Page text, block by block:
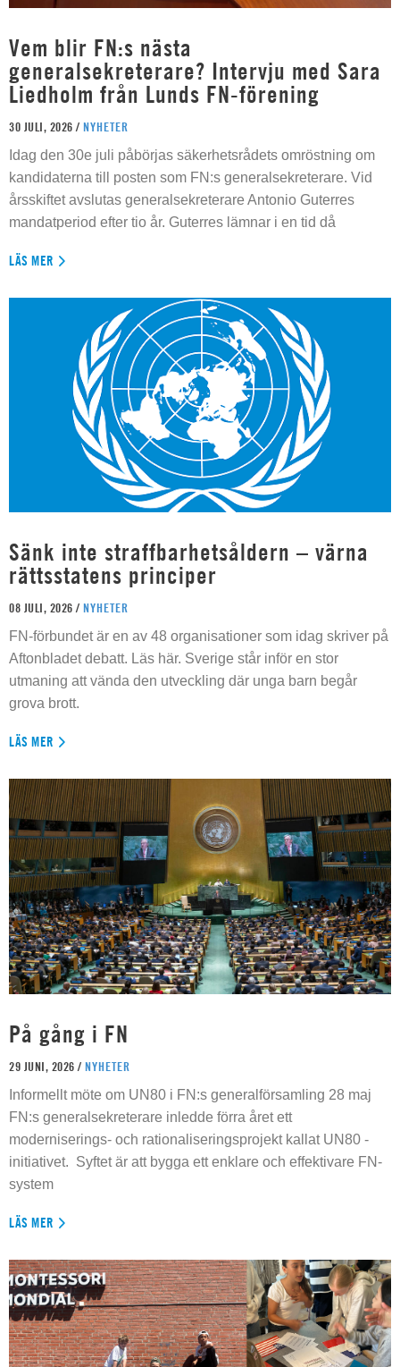
Vem blir FN:s nästa
generalsekreterare? Intervju med Sara
Liedholm från Lunds FN-förening
30 JULI, 2026 / NYHETER
Idag den 30e juli påbörjas säkerhetsrådets omröstning om
kandidaterna till posten som FN:s generalsekreterare. Vid
årsskiftet avslutas generalsekreterare Antonio Guterres
mandatperiod efter tio år. Guterres lämnar i en tid då
LÄS MER
Sänk inte straffbarhetsåldern – värna
rättsstatens principer
08 JULI, 2026 / NYHETER
FN-förbundet är en av 48 organisationer som idag skriver på
Aftonbladet debatt. Läs här. Sverige står inför en stor
utmaning att vända den utveckling där unga barn begår
grova brott.
LÄS MER
På gång i FN
29 JUNI, 2026 / NYHETER
Informellt möte om UN80 i FN:s generalförsamling 28 maj
FN:s generalsekreterare inledde förra året ett
moderniserings- och rationaliseringsprojekt kallat UN80 -
initiativet. Syftet är att bygga ett enklare och effektivare FN-
system
LÄS MER